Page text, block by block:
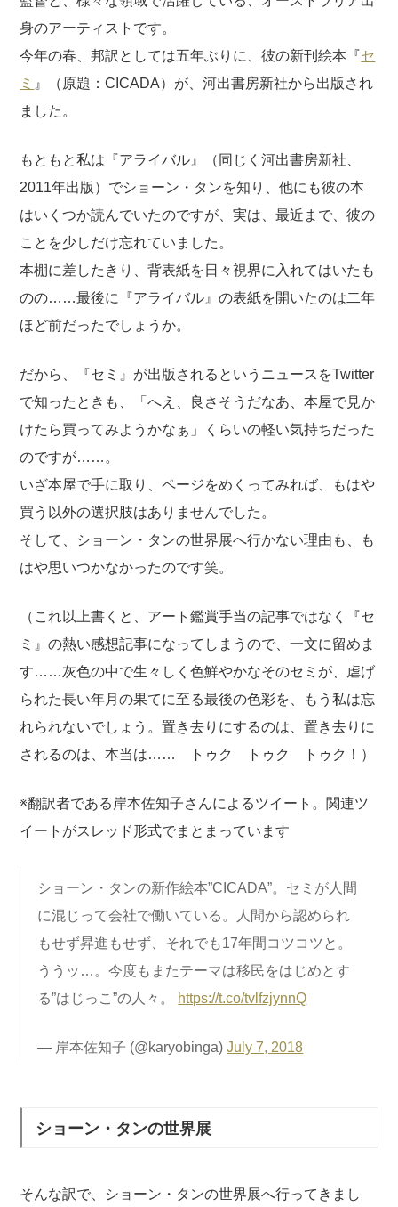
身のアーティストです。
今年の春、邦訳としては五年ぶりに、彼の新刊絵本『セ
ミ 』（原題：CICADA）が、河出書房新社から出版され
ました。
もともと私は『アライバル』（同じく河出書房新社、
2011年出版）でショーン・タンを知り、他にも彼の本
はいくつか読んでいたのですが、実は、最近まで、彼の
ことを少しだけ忘れていました。
本棚に差したきり、背表紙を日々視界に入れてはいたも
のの……最後に『アライバル』の表紙を開いたのは二年
ほど前だったでしょうか。
だから、『セミ』が出版されるというニュースをTwitter
で知ったときも、「へえ、良さそうだなあ、本屋で見か
けたら買ってみようかなぁ」くらいの軽い気持ちだった
のですが……。
いざ本屋で手に取り、ページをめくってみれば、もはや
買う以外の選択肢はありませんでした。
そして、ショーン・タンの世界展へ行かない理由も、も
はや思いつかなかったのです笑。
（これ以上書くと、アート鑑賞手当の記事ではなく『セ
ミ』の熱い感想記事になってしまうので、一文に留めま
す……灰色の中で生々しく色鮮やかなそのセミが、虐げ
られた長い年月の果てに至る最後の色彩を、もう私は忘
れられないでしょう。置き去りにするのは、置き去りに
されるのは、本当は…… トゥク トゥク トゥク！）
※翻訳者である岸本佐知子さんによるツイート。関連ツ
イートがスレッド形式でまとまっています
ショーン・タンの新作絵本”CICADA”。セミが人間
に混じって会社で働いている。人間から認められ
もせず昇進もせず、それでも17年間コツコツと。
ううッ…。今度もまたテーマは移民をはじめとす
る”はじっこ”の人々。 https://t.co/tvlfzjynnQ
— 岸本佐知子 (@karyobinga)July 7, 2018
ショーン・タンの世界展
そんな訳で、ショーン・タンの世界展へ行ってきまし